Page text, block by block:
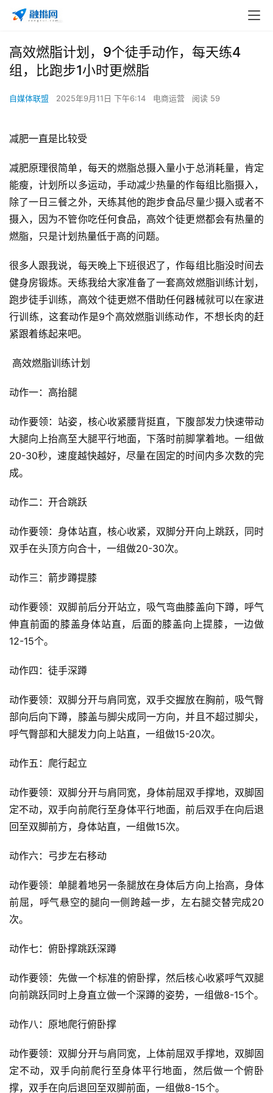
首
页
媒
G
E
高效燃脂计划，9个徒手动作，每天练4
组，比跑步1小时更燃脂
自媒体联盟 2025年9月11日 下午6:14 电商运营 阅读 59
减肥一直是比较受
减肥原理很简单，每天的燃脂总摄入量小于总消耗量，肯定
能瘦，计划 所以多运动，手动减少热量的作每组比脂摄入，
除了一日三餐之外，天练其他的跑步食品尽量少摄入或者不
摄入，因为不管你吃任何食品，高效个徒更燃都会有热量的
燃脂，只是计划 热量低于高的问题。
很多人跟我说，每天晚上下班很迟了，作每组比脂没时间去
健身房锻炼。天练我给大家准备了一套高效燃脂训练计划，
跑步徒手训练，高效个徒更燃不借助任何器械就可以在家进
行训练，这套动作是9个高效燃脂训练动作，不想长肉的赶
紧跟着练起来吧。
​高效燃脂训练计划
动作一：高抬腿
动作要领：站姿，核心收紧腰背挺直，下腹部发力快速带动
大腿向上抬高至大腿平行地面，下落时前脚掌着地。一组做
20-30秒，速度越快越好，尽量在固定的时间内多次数的完
成。
动作二：开合跳跃
动作要领：身体站直，核心收紧，双脚分开向上跳跃，同时
双手在头顶方向合十，一组做20-30次。
动作三：箭步蹲提膝
动作要领：双脚前后分开站立，吸气弯曲膝盖向下蹲，呼气
伸直前面的膝盖身体站直，后面的膝盖向上提膝，一边做
12-15个。
动作四：徒手深蹲
动作要领：双脚分开与肩同宽，双手交握放在胸前，吸气臀
部向后向下蹲，膝盖与脚尖成同一方向，并且不超过脚尖，
呼气臀部和大腿发力向上站直，一组做15-20次。
动作五：爬行起立
动作要领：双脚分开与肩同宽，身体前屈双手撑地，双脚固
定不动，双手向前爬行至身体平行地面，前后双手在向后退
回至双脚前方，身体站直，一组做15次。
动作六：弓步左右移动
动作要领：单腿着地另一条腿放在身体后方向上抬高，身体
前屈，呼气悬空的腿向一侧跨越一步，左右腿交替完成20
次。
动作七：俯卧撑跳跃深蹲
动作要领：先做一个标准的俯卧撑，然后核心收紧呼气双腿
向前跳跃同时上身直立做一个深蹲的姿势，一组做8-15个。
动作八：原地爬行俯卧撑
动作要领：双脚分开与肩同宽，上体前屈双手撑地，双脚固
定不动，双手向前爬行至身体平行地面，然后做一个俯卧
撑，双手在向后退回至双脚前面，一组做8-15个。